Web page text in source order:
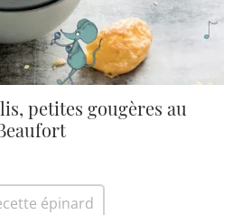
petites gougères au
épinard